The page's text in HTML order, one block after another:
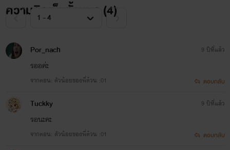
ความคิดเห็นทั้งหมด (4)
Por_nach
รออค่ะ
จากตอน: ตัวน้อยของพี่ต้วน :01
9 ปีที่แล้ว
ตอบกลับ
ํTuckky
รอนะคะ
จากตอน: ตัวน้อยของพี่ต้วน :01
9 ปีที่แล้ว
ตอบกลับ